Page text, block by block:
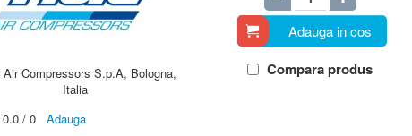
Air Compressors S.p.A, Bologna,
Italia
0.0 / 0 Adauga
Adauga in cos
Compara produs